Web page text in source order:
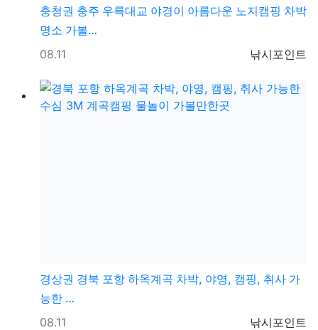
충청권 충주 우륵대교 야경이 아름다운 노지캠핑 차박
명소 가볼…
등록자
낚시포인트
등록일
08.11
경상권 경북 포항 하옥계곡 차박, 야영, 캠핑, 취사 가
능한 …
등록자
낚시포인트
등록일
08.11